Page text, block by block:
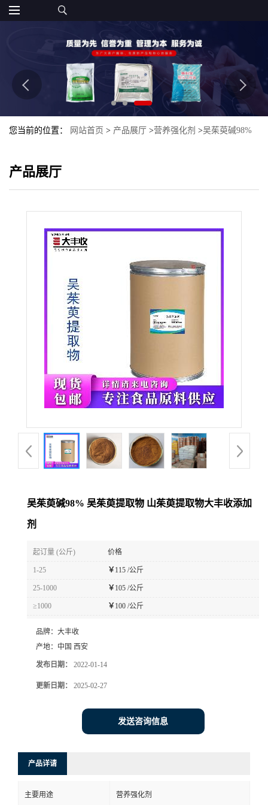
您当前的位置： 网站首页 > 产品展厅 >营养强化剂 >吴茱萸碱98%
产品展厅
吴茱萸碱98% 吴茱萸提取物 山茱萸提取物大丰收添加
剂
起订量 (公斤) 价格
1-25 ￥115 /公斤
25-1000 ￥105 /公斤
≥1000 ￥100 /公斤
品牌： 大丰收
产地： 中国 西安
发布日期： 2022-01-14
更新日期： 2025-02-27
发送咨询信息
产品详请
主要用途 营养强化剂